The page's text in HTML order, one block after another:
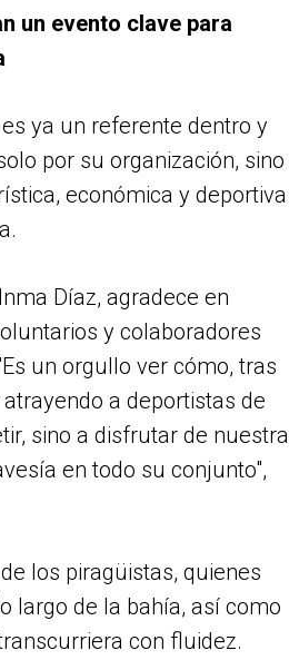
un evento clave para
ya un referente dentro y
por su organización, sino
económica y deportiva
Díaz, agradece en
y colaboradores
un orgullo ver cómo, tras
a deportistas de
sino a disfrutar de nuestra
en todo su conjunto",
los piragüistas, quienes
largo de la bahía, así como
con fluidez.